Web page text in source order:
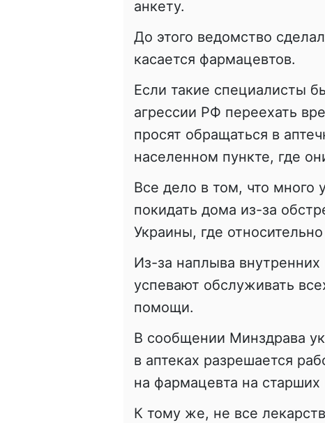
анкету.
До этого ведомство
касается фармацевтов.
Если такие специалисты
агрессии РФ переехать
просят обращаться в
населенном пункте, где
Все дело в том, что
покидать дома из-за
Украины, где
Из-за наплыва
успевают обслуживать
помощи.
В сообщении Минздрава
в аптеках разрешается
на фармацевта на старших
К тому же, не все